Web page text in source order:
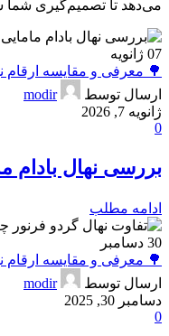
می‌دهد تا تصمیم‌گیری شما
07 ژانویه
🌳 معرفی و مقایسه ارقام
ارسال توسط
modir
ژانویه 7, 2026
0
بررسی نهال بادام
ادامه مطلب
30 دسامبر
🌳 معرفی و مقایسه ارقام
ارسال توسط
modir
دسامبر 30, 2025
0